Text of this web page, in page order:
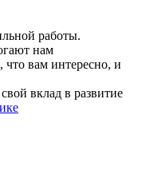
работы.
нам
что вам интересно, и
вклад в развитие